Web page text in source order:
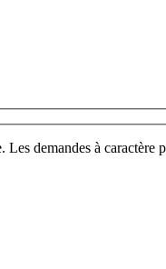
demandes à caractère